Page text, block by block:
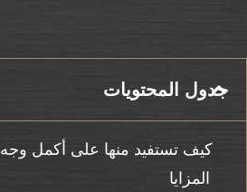
جدول المحتويات
كيف تستفيد منها على أكمل وجه
المزايا